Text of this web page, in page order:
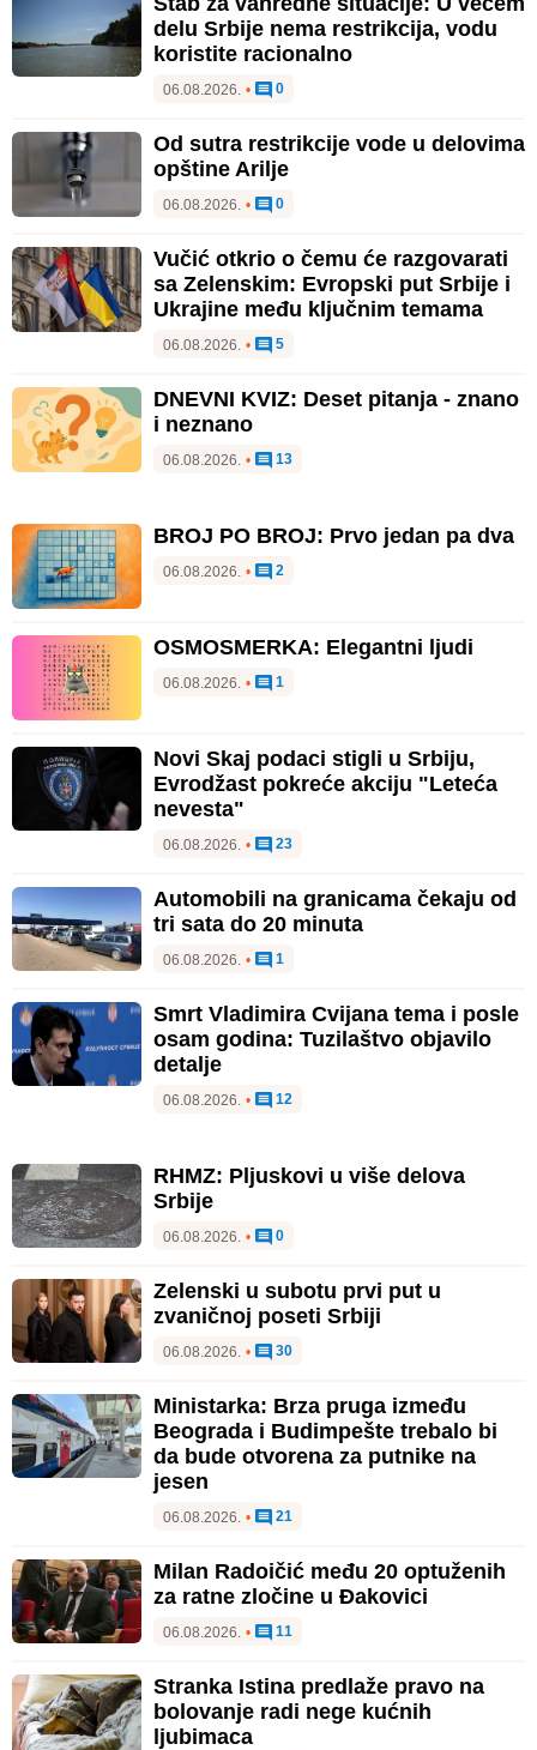
delu Srbije nema restrikcija, vodu
koristite racionalno
06.08.2026. • 0
Od sutra restrikcije vode u delovima
opštine Arilje
06.08.2026. • 0
Vučić otkrio o čemu će razgovarati
sa Zelenskim: Evropski put Srbije i
Ukrajine među ključnim temama
06.08.2026. • 5
DNEVNI KVIZ: Deset pitanja - znano
i neznano
06.08.2026. • 13
BROJ PO BROJ: Prvo jedan pa dva
06.08.2026. • 2
OSMOSMERKA: Elegantni ljudi
06.08.2026. • 1
Novi Skaj podaci stigli u Srbiju,
Evrodžast pokreće akciju "Leteća
nevesta"
06.08.2026. • 23
Automobili na granicama čekaju od
tri sata do 20 minuta
06.08.2026. • 1
Smrt Vladimira Cvijana tema i posle
osam godina: Tuzilaštvo objavilo
detalje
06.08.2026. • 12
RHMZ: Pljuskovi u više delova
Srbije
06.08.2026. • 0
Zelenski u subotu prvi put u
zvaničnoj poseti Srbiji
06.08.2026. • 30
Ministarka: Brza pruga između
Beograda i Budimpešte trebalo bi
da bude otvorena za putnike na
jesen
06.08.2026. • 21
Milan Radoičić među 20 optuženih
za ratne zločine u Đakovici
06.08.2026. • 11
Stranka Istina predlaže pravo na
bolovanje radi nege kućnih
ljubimaca